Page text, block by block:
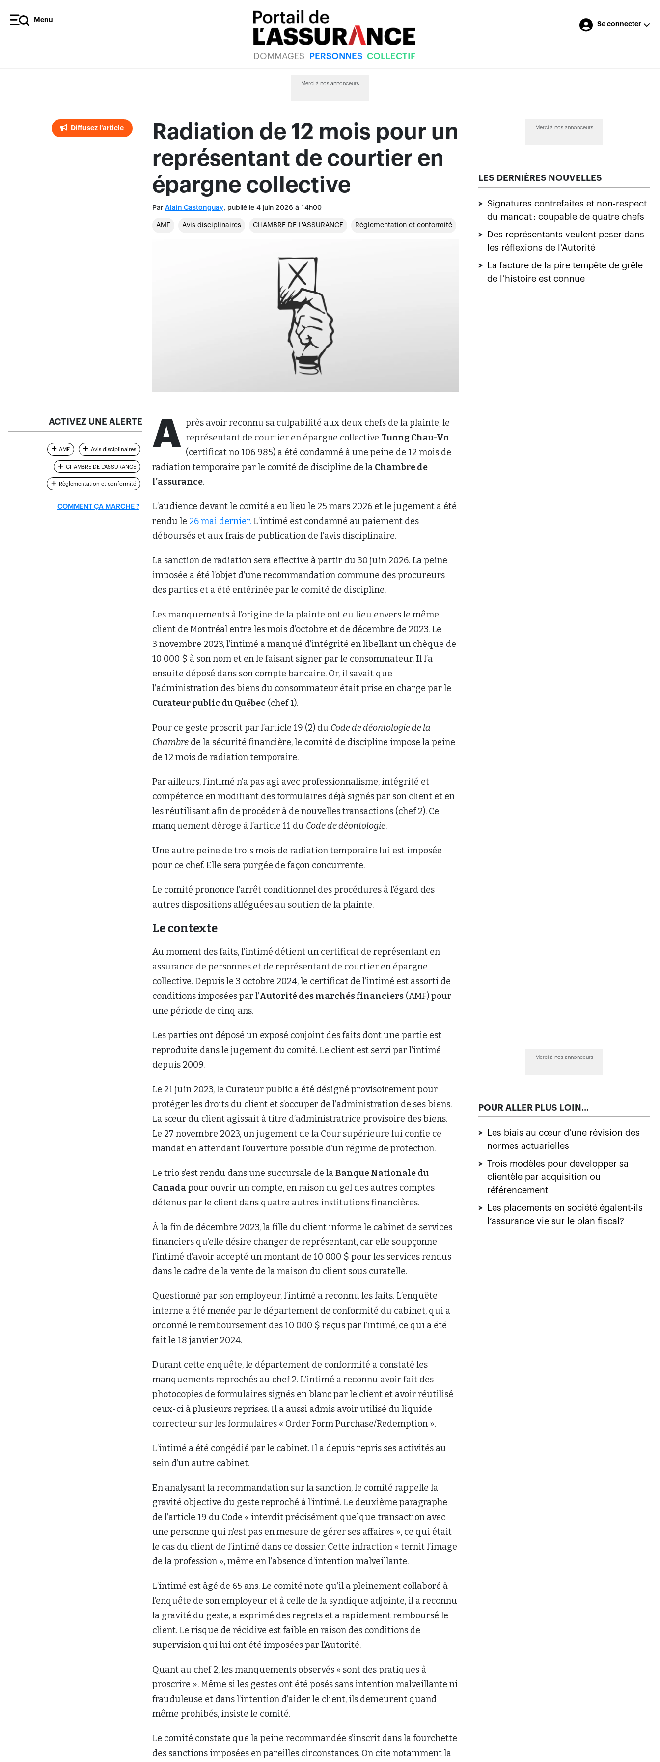
Menu
DOMMAGES PERSONNES COLLECTIF
Se connecter
Merci à nos annonceurs
Diffusez l’article
Radiation de 12 mois pour un
représentant de courtier en
épargne collective
Par Alain Castonguay, publié le 4 juin 2026 à 14h00
AMF Avis disciplinaires CHAMBRE DE L'ASSURANCE Règlementation et conformité
A près avoir reconnu sa culpabilité aux deux chefs de la plainte, le
représentant de courtier en épargne collective Tuong Chau-Vo
(certificat no 106 985) a été condamné à une peine de 12 mois de
radiation temporaire par le comité de discipline de la Chambre de
l’assurance.
L’audience devant le comité a eu lieu le 25 mars 2026 et le jugement a été
rendu le 26 mai dernier. L’intimé est condamné au paiement des
déboursés et aux frais de publication de l’avis disciplinaire.
La sanction de radiation sera effective à partir du 30 juin 2026. La peine
imposée a été l’objet d’une recommandation commune des procureurs
des parties et a été entérinée par le comité de discipline.
Les manquements à l’origine de la plainte ont eu lieu envers le même
client de Montréal entre les mois d’octobre et de décembre de 2023. Le
3 novembre 2023, l’intimé a manqué d’intégrité en libellant un chèque de
10 000 $ à son nom et en le faisant signer par le consommateur. Il l’a
ensuite déposé dans son compte bancaire. Or, il savait que
l’administration des biens du consommateur était prise en charge par le
Curateur public du Québec (chef 1).
Pour ce geste proscrit par l’article 19 (2) du Code de déontologie de la
Chambre de la sécurité financière, le comité de discipline impose la peine
de 12 mois de radiation temporaire.
Par ailleurs, l’intimé n’a pas agi avec professionnalisme, intégrité et
compétence en modifiant des formulaires déjà signés par son client et en
les réutilisant afin de procéder à de nouvelles transactions (chef 2). Ce
manquement déroge à l’article 11 du Code de déontologie.
Une autre peine de trois mois de radiation temporaire lui est imposée
pour ce chef. Elle sera purgée de façon concurrente.
Le comité prononce l’arrêt conditionnel des procédures à l’égard des
autres dispositions alléguées au soutien de la plainte.
Le contexte
Au moment des faits, l’intimé détient un certificat de représentant en
assurance de personnes et de représentant de courtier en épargne
collective. Depuis le 3 octobre 2024, le certificat de l’intimé est assorti de
conditions imposées par l’Autorité des marchés financiers (AMF) pour
une période de cinq ans.
Les parties ont déposé un exposé conjoint des faits dont une partie est
reproduite dans le jugement du comité. Le client est servi par l’intimé
depuis 2009.
Le 21 juin 2023, le Curateur public a été désigné provisoirement pour
protéger les droits du client et s’occuper de l’administration de ses biens.
La sœur du client agissait à titre d’administratrice provisoire des biens.
Le 27 novembre 2023, un jugement de la Cour supérieure lui confie ce
mandat en attendant l’ouverture possible d’un régime de protection.
Le trio s’est rendu dans une succursale de laBanque Nationale du
Canada pour ouvrir un compte, en raison du gel des autres comptes
détenus par le client dans quatre autres institutions financières.
À la fin de décembre 2023, la fille du client informe le cabinet de services
financiers qu’elle désire changer de représentant, car elle soupçonne
l’intimé d’avoir accepté un montant de 10 000 $ pour les services rendus
dans le cadre de la vente de la maison du client sous curatelle.
Questionné par son employeur, l’intimé a reconnu les faits. L’enquête
interne a été menée par le département de conformité du cabinet, qui a
ordonné le remboursement des 10 000 $ reçus par l’intimé, ce qui a été
fait le 18 janvier 2024.
Durant cette enquête, le département de conformité a constaté les
manquements reprochés au chef 2. L’intimé a reconnu avoir fait des
photocopies de formulaires signés en blanc par le client et avoir réutilisé
ceux-ci à plusieurs reprises. Il a aussi admis avoir utilisé du liquide
correcteur sur les formulaires « Order Form Purchase/Redemption ».
L’intimé a été congédié par le cabinet. Il a depuis repris ses activités au
sein d’un autre cabinet.
En analysant la recommandation sur la sanction, le comité rappelle la
gravité objective du geste reproché à l’intimé. Le deuxième paragraphe
de l’article 19 du Code « interdit précisément quelque transaction avec
une personne qui n’est pas en mesure de gérer ses affaires », ce qui était
le cas du client de l’intimé dans ce dossier. Cette infraction « ternit l’image
de la profession », même en l’absence d’intention malveillante.
L’intimé est âgé de 65 ans. Le comité note qu’il a pleinement collaboré à
l’enquête de son employeur et à celle de la syndique adjointe, il a reconnu
la gravité du geste, a exprimé des regrets et a rapidement remboursé le
client. Le risque de récidive est faible en raison des conditions de
supervision qui lui ont été imposées par l’Autorité.
Quant au chef 2, les manquements observés « sont des pratiques à
proscrire ». Même si les gestes ont été posés sans intention malveillante ni
frauduleuse et dans l’intention d’aider le client, ils demeurent quand
même prohibés, insiste le comité.
Le comité constate que la peine recommandée s’inscrit dans la fourchette
des sanctions imposées en pareilles circonstances. On cite notamment la
ACTIVEZ UNE ALERTE
AMF Avis disciplinaires
CHAMBRE DE L'ASSURANCE
Règlementation et conformité
COMMENT ÇA MARCHE ?
Merci à nos annonceurs
LES DERNIÈRES NOUVELLES
> Signatures contrefaites et non-respect
du mandat : coupable de quatre chefs
>
Des représentants veulent peser dans
les réflexions de l’Autorité
>
La facture de la pire tempête de grêle
de l’histoire est connue
Merci à nos annonceurs
POUR ALLER PLUS LOIN...
>
Les biais au cœur d’une révision des
normes actuarielles
> Trois modèles pour développer sa
clientèle par acquisition ou
référencement
>
Les placements en société égalent-ils
l’assurance vie sur le plan fiscal?